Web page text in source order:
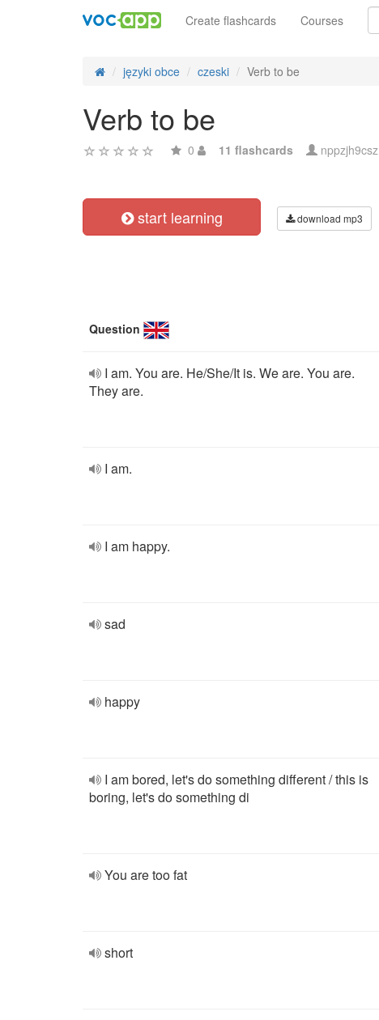
Create flashcards Courses
języki obce czeski Verb to be
Verb to be
0 11 flashcards nppzjh9csz
start learning download mp3
Question
I am. You are. He/She/It is. We are. You are.
They are.
I am.
I am happy.
sad
happy
I am bored, let's do something different / this is
boring, let's do something di
You are too fat
short